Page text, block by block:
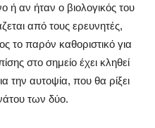
ή αν ήταν ο βιολογικός του
από τους ερευνητές,
το παρόν καθοριστικό για
στο σημείο έχει κληθεί
την αυτοψία, που θα ρίξει
των δύο.